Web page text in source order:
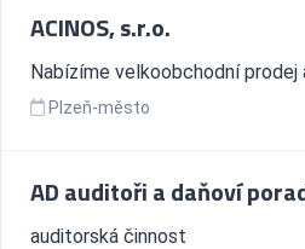
ACINOS, s.r.o.
Nabízíme velkoobchodní prodej
Plzeň-město
AD auditoři a daňoví
auditorská činnost